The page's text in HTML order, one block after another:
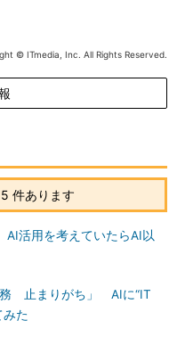
© ITmedia, Inc. All Rights Reserved.
件あります
活用を考えていたらAI以
止まりがち」 AIに“IT
みた